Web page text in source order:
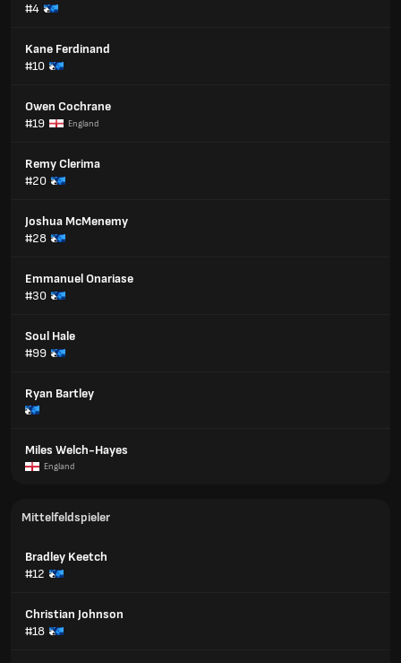
#4
Kane Ferdinand
#10
Owen Cochrane
#19
England
Remy Clerima
#20
Joshua McMenemy
#28
Emmanuel Onariase
#30
Soul Hale
#99
Ryan Bartley
Miles Welch-Hayes
England
Mittelfeldspieler
Bradley Keetch
#12
Christian Johnson
#18